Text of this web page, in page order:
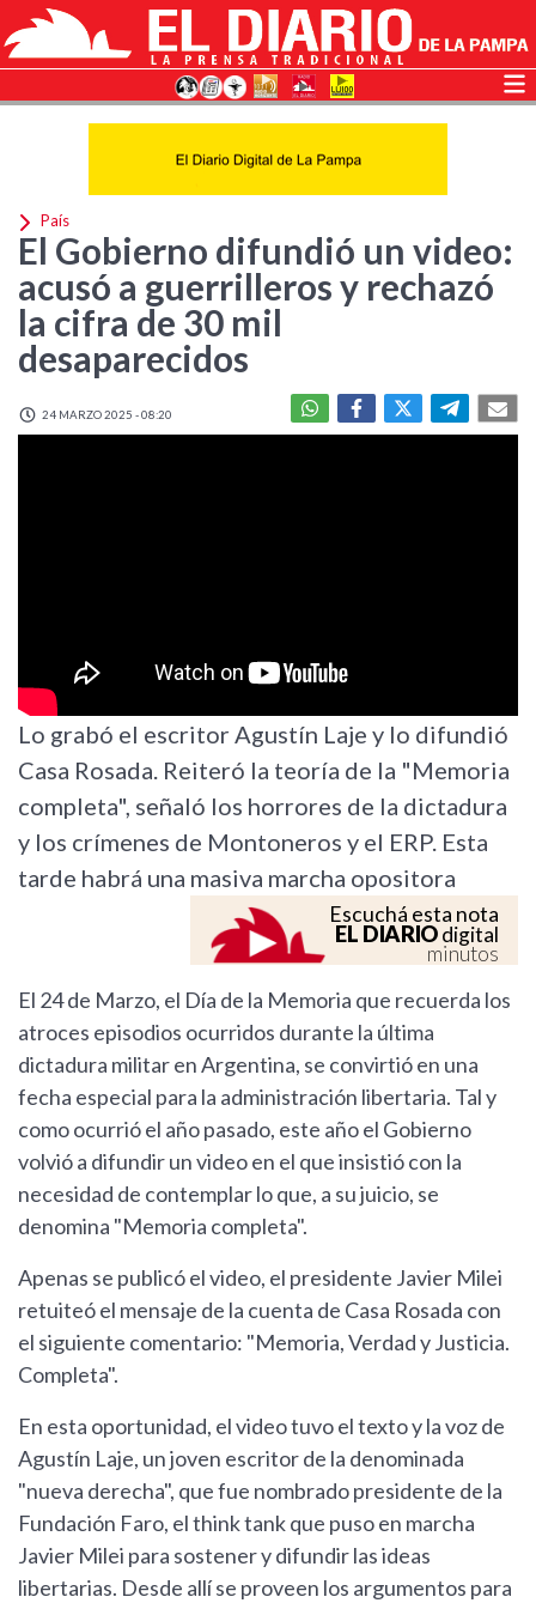
País
El Gobierno difundió un video:
acusó a guerrilleros y rechazó
la cifra de 30 mil
desaparecidos
24 MARZO 2025 - 08:20
Lo grabó el escritor Agustín Laje y lo difundió
Casa Rosada. Reiteró la teoría de la "Memoria
completa", señaló los horrores de la dictadura
y los crímenes de Montoneros y el ERP. Esta
tarde habrá una masiva marcha opositora
Escuchá esta nota
EL DIARIOdigital
minutos
El 24 de Marzo, el Día de la Memoria que recuerda los
atroces episodios ocurridos durante la última
dictadura militar en Argentina, se convirtió en una
fecha especial para la administración libertaria. Tal y
como ocurrió el año pasado, este año el Gobierno
volvió a difundir un video en el que insistió con la
necesidad de contemplar lo que, a su juicio, se
denomina "Memoria completa".
Apenas se publicó el video, el presidente Javier Milei
retuiteó el mensaje de la cuenta de Casa Rosada con
el siguiente comentario: "Memoria, Verdad y Justicia.
Completa".
En esta oportunidad, el video tuvo el texto y la voz de
Agustín Laje, un joven escritor de la denominada
"nueva derecha", que fue nombrado presidente de la
Fundación Faro, el think tank que puso en marcha
Javier Milei para sostener y difundir las ideas
libertarias. Desde allí se proveen los argumentos para